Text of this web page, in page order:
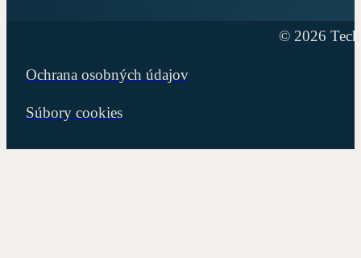
© 2026
Ochrana osobných údajov
Súbory cookies